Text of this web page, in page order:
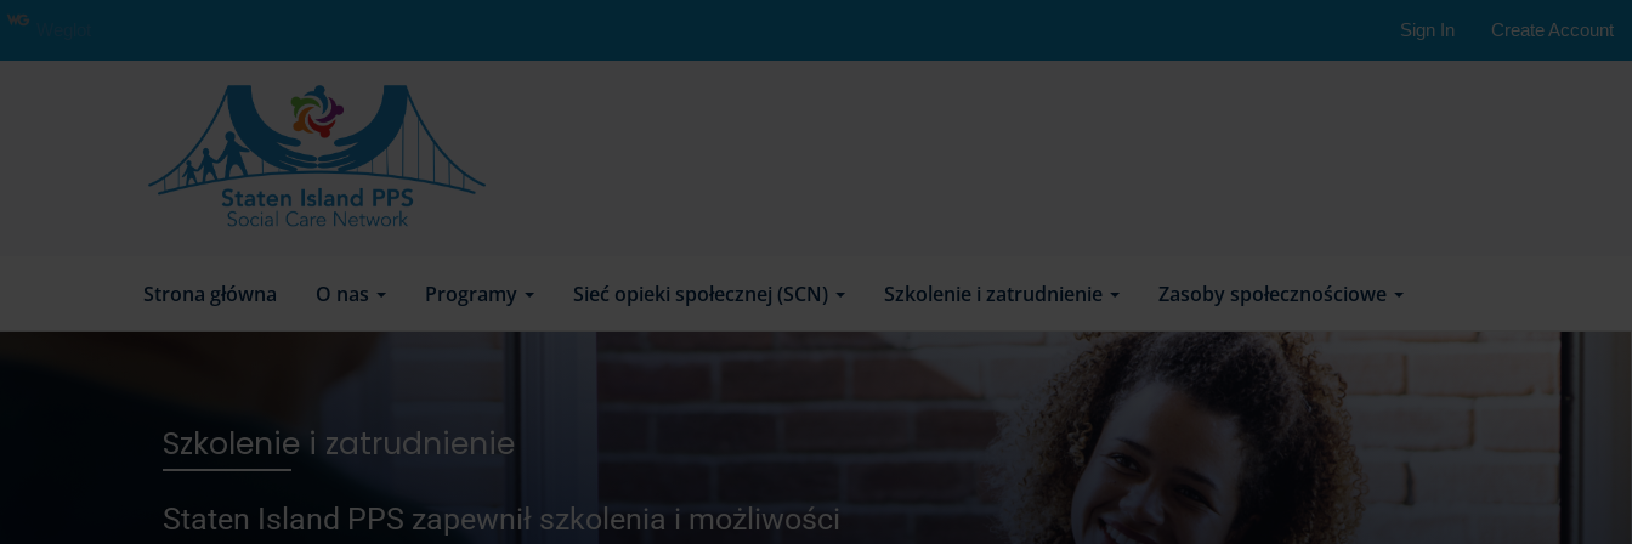
Strona główna O nas Programy Sieć opieki społecznej (SCN) Szkolenie i zatrudnienie Zasoby społecznościowe
Szkolenie i zatrudnienie
Staten Island PPS zapewnił szkolenia i możliwości
Sign In Create Account